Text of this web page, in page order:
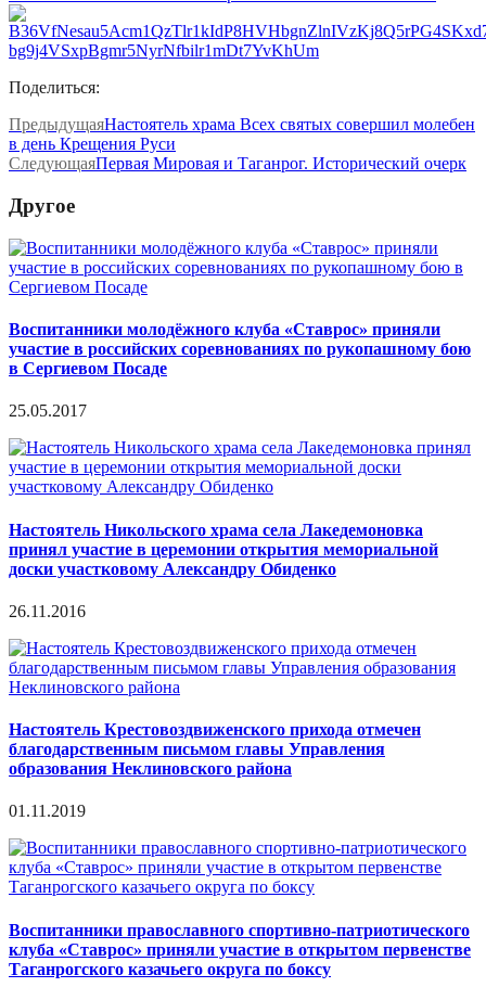
Поделиться:
ПредыдущаяНастоятель храма Всех святых совершил молебен
в день Крещения Руси
СледующаяПервая Мировая и Таганрог. Исторический очерк
Другое
Воспитанники молодёжного клуба «Ставрос» приняли
участие в российских соревнованиях по рукопашному бою
в Сергиевом Посаде
25.05.2017
Настоятель Никольского храма села Лакедемоновка
принял участие в церемонии открытия мемориальной
доски участковому Александру Обиденко
26.11.2016
Настоятель Крестовоздвиженского прихода отмечен
благодарственным письмом главы Управления
образования Неклиновского района
01.11.2019
Воспитанники православного спортивно-патриотического
клуба «Ставрос» приняли участие в открытом первенстве
Таганрогского казачьего округа по боксу